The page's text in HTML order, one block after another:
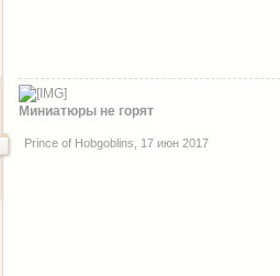
Миниатюры не горят
Prince of Hobgoblins 17 июн 2017